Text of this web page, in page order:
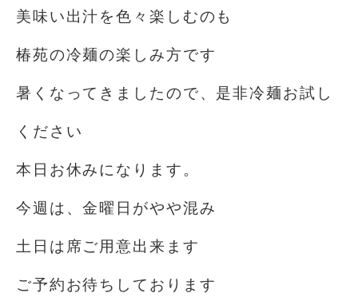
美味い出汁を色々楽しむのも
椿苑の冷麺の楽しみ方です
暑くなってきましたので、是非冷麺お試し
ください
本日お休みになります。
今週は、金曜日がやや混み
土日は席ご用意出来ます
ご予約お待ちしております